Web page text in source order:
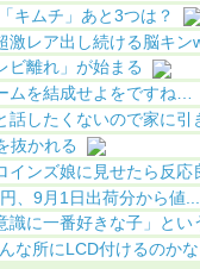
キムチ」あと3つは？
激レア出し続ける脳キン
ビ離れ」が始まる
ムを結成せよをですね…
したくないので家に引
抜かれる
ンズ娘に見せたら反応
、9月1日出荷分から値...
識に一番好きな子」とい
な所にLCD付けるのかな